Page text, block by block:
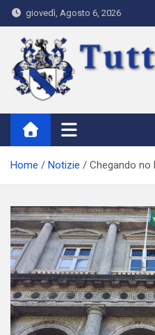
Skip
to
content
giovedì, Agosto 6, 2026
Tutti i Cioni
Where Cioni`s come from
Home Notizie Chegando no